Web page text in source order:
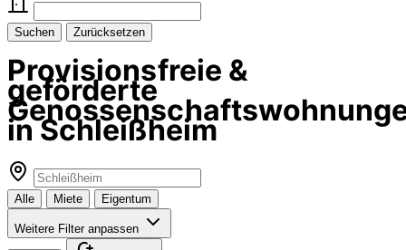
Suchen Zurücksetzen
Provisionsfreie &
geförderte
in Schleißheim
Alle Miete Eigentum
Weitere Filter anpassen